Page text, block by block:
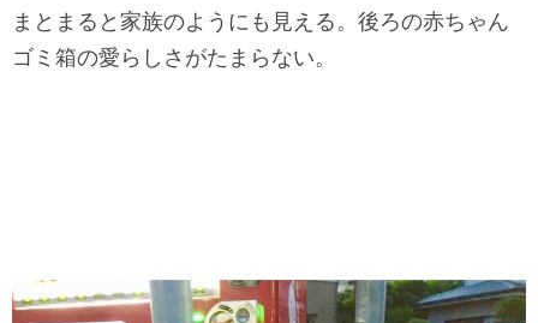
まとまると家族のようにも見える。後ろの赤ちゃん
ゴミ箱の愛らしさがたまらない。